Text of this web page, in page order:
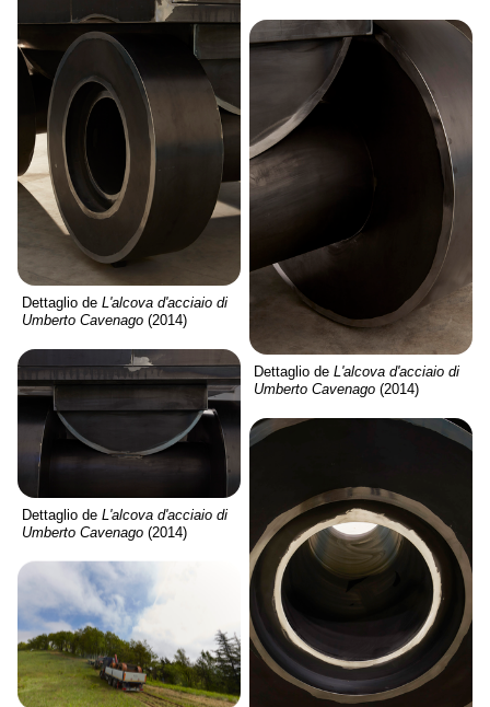
Dettaglio de L'alcova d'acciaio di
Umberto Cavenago (2014)
Dettaglio de L'alcova d'acciaio di
Umberto Cavenago (2014)
Dettaglio de L'alcova d'acciaio di
Umberto Cavenago (2014)